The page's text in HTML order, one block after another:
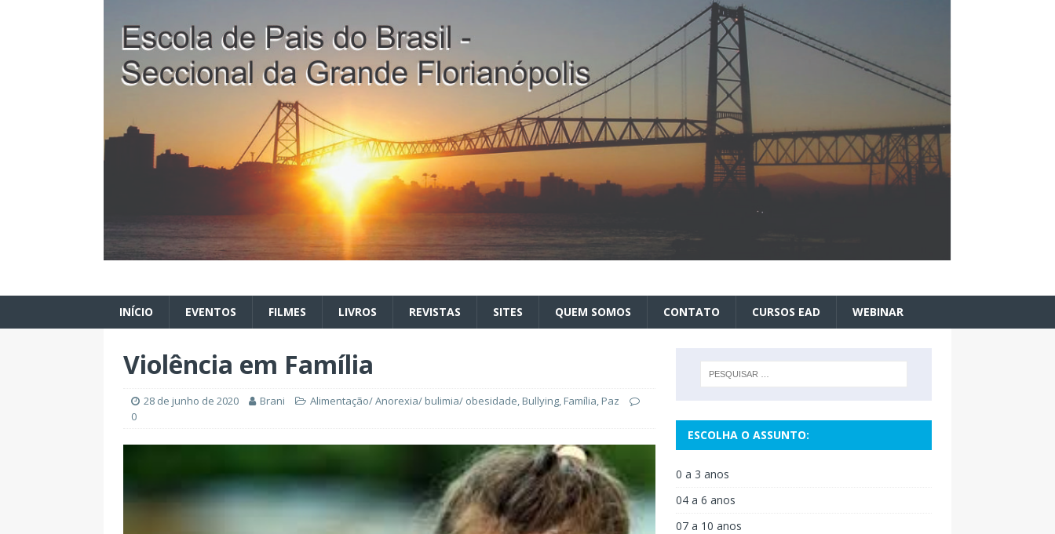
INÍCIO EVENTOS FILMES LIVROS REVISTAS SITES QUEM SOMOS CONTATO CURSOS EAD WEBINAR
Violência em Família
28 de junho de 2020 Brani Alimentação/ Anorexia/ bulimia/ obesidade, Bullying, Família, Paz
0
ESCOLHA O ASSUNTO:
0 a 3 anos
04 a 6 anos
07 a 10 anos